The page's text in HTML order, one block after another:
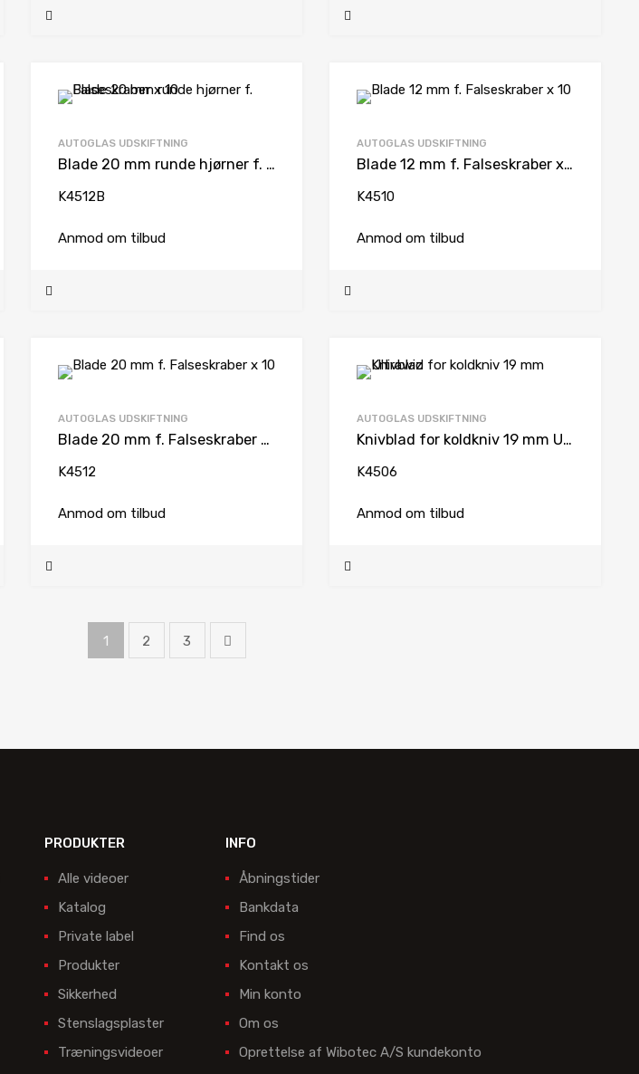
AUTOGLAS UDSKIFTNING
Blade 20 mm runde hjørner f. Falseskraber x 10
K4512B
Anmod om tilbud
AUTOGLAS UDSKIFTNING
Blade 12 mm f. Falseskraber x 10
K4510
Anmod om tilbud
AUTOGLAS UDSKIFTNING
Blade 20 mm f. Falseskraber x 10
K4512
Anmod om tilbud
AUTOGLAS UDSKIFTNING
Knivblad for koldkniv 19 mm Ultrawiz
K4506
Anmod om tilbud
1 2 3
PRODUKTER
Alle videoer
Katalog
Private label
Produkter
Sikkerhed
Stenslagsplaster
Træningsvideoer
INFO
Åbningstider
Bankdata
Find os
Kontakt os
Min konto
Om os
Oprettelse af Wibotec A/S kundekonto